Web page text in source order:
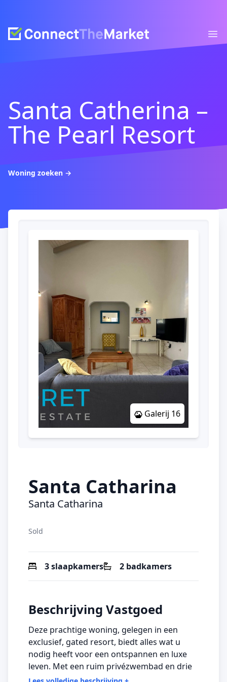
Connect The Market
Santa Catherina –
The Pearl Resort
Woning zoeken →
Galerij 16
Santa Catharina
Santa Catharina
Sold
3 slaapkamers 2 badkamers
Beschrijving Vastgoed
Deze prachtige woning, gelegen in een
exclusief, gated resort, biedt alles wat u
nodig heeft voor een ontspannen en luxe
leven. Met een ruim privézwembad en drie
comfortabele slaapkamers, inclusief twee